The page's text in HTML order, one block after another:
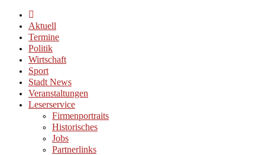
Aktuell
Termine
Politik
Wirtschaft
Sport
Stadt News
Veranstaltungen
Leserservice
Firmenportraits
Historisches
Jobs
Partnerlinks